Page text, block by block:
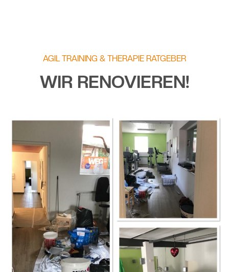
AGIL TRAINING & THERAPIE RATGEBER
WIR RENOVIEREN!